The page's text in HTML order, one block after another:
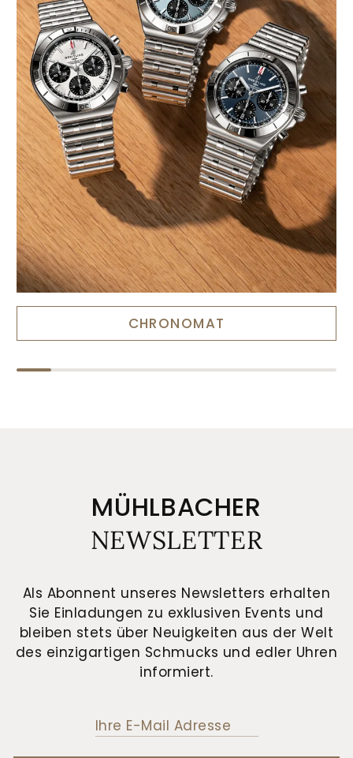
CHRONOMAT
MÜHLBACHER
NEWSLETTER
Als Abonnent unseres Newsletters erhalten
Sie Einladungen zu exklusiven Events und
bleiben stets über Neuigkeiten aus der Welt
des einzigartigen Schmucks und edler Uhren
informiert.